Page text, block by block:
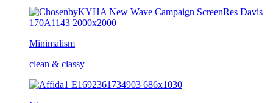
Minimalism
clean & classy